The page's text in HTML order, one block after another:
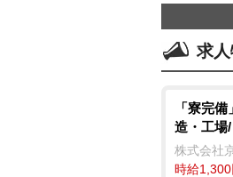
求
「寮完
造・工場
株式会社
時給1,300